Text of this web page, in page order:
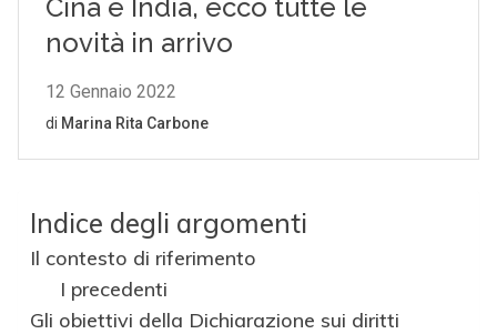
Indice degli argomenti
Il contesto di riferimento
I precedenti
Gli obiettivi della Dichiarazione sui diritti